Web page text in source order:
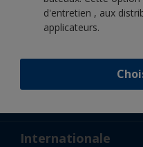
d'entretien , aux
applicateurs.
Actualités
Internationale